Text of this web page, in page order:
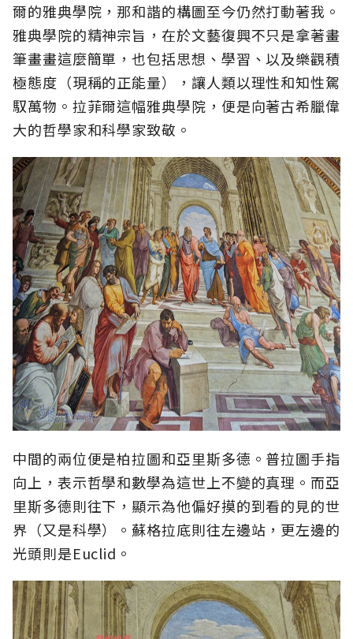
爾的雅典學院，那和諧的構圖至今仍然打動著我。
雅典學院的精神宗旨，在於文藝復興不只是拿著畫
筆畫畫這麼簡單，也包括思想、學習、以及樂觀積
極態度（現稱的正能量），讓人類以理性和知性駕
馭萬物。拉菲爾這幅雅典學院，便是向著古希臘偉
大的哲學家和科學家致敬。
中間的兩位便是柏拉圖和亞里斯多德。普拉圖手指
向上，表示哲學和數學為這世上不變的真理。而亞
里斯多德則往下，顯示為他偏好摸的到看的見的世
界（又是科學）。蘇格拉底則往左邊站，更左邊的
光頭則是Euclid。